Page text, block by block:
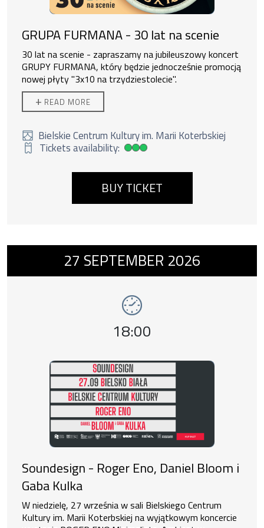
GRUPA FURMANA - 30 lat na scenie
30 lat na scenie - zapraszamy na jubileuszowy koncert
GRUPY FURMANA, który będzie jednocześnie promocją
nowej płyty "3x10 na trzydziestolecie".
Wiosną 1996 pojawiło się pierwsze nagranie zespołu
Grupa Furmana "Komórkowboje" - był to występ na
festiwalu Yapa w Łodzi.
30 lat minęło, zespół nagrał 6 płyt, ta ostatnia "3x10
na trzydziestolecie".Wielu wspaniałych muzyków
okrasiło swoim talentem brzmienie zespołu. Czas na
+ READ MORE
Bielskie Centrum Kultury im. Marii Koterbskiej
Tickets availability:
High ticket availability
BUY TICKET
Event number 6: Soundesign - Roger Eno,
27 SEPTEMBER 2026
Event time,
18:00
Soundesign - Roger Eno, Daniel Bloom i
Gaba Kulka
W niedzielę, 27 września w sali Bielskiego Centrum
Kultury im. Marii Koterbskiej na wyjątkowym koncercie